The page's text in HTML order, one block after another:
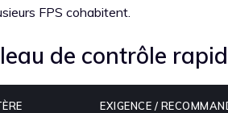
FPS cohabitent.
de contrôle
EXIGENCE /